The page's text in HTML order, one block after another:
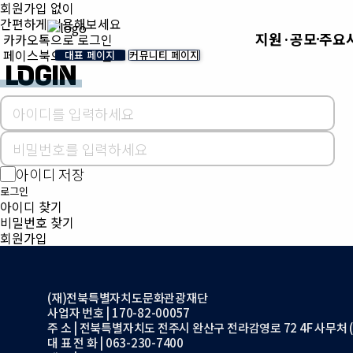
대표 페이지 커뮤니티 페이지
지원·공모주요
회원가입 없이
간편하게 이용해보세요
카카오톡으로 로그인
페이스북으로 로그인
LOGIN
아이디 저장
로그인
아이디 찾기
비밀번호 찾기
회원가입
(재)전북특별자치도문화관광재단
사업자 번호 | 170-82-00057
주 소 | 전북특별자치도 전주시 완산구 전라감영로 72 4F 사무
대 표 전 화 | 063-230-7400